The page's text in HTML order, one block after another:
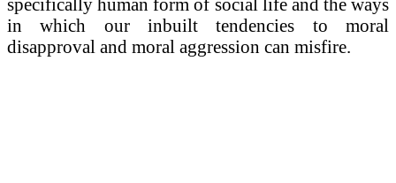
specifically human form of social life and the ways
in which our inbuilt tendencies to moral
disapproval and moral aggression can misfire.